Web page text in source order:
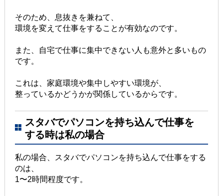
そのため、息抜きを兼ねて、
環境を変えて仕事をすることが有効なのです。
また、自宅で仕事に集中できない人も意外と多いもの
です。
これは、家庭環境や集中しやすい環境が、
整っているかどうかが関係しているからです。
スタバでパソコンを持ち込んで仕事を
する時は私の場合
私の場合、スタバでパソコンを持ち込んで仕事をする
のは、
1〜2時間程度です。